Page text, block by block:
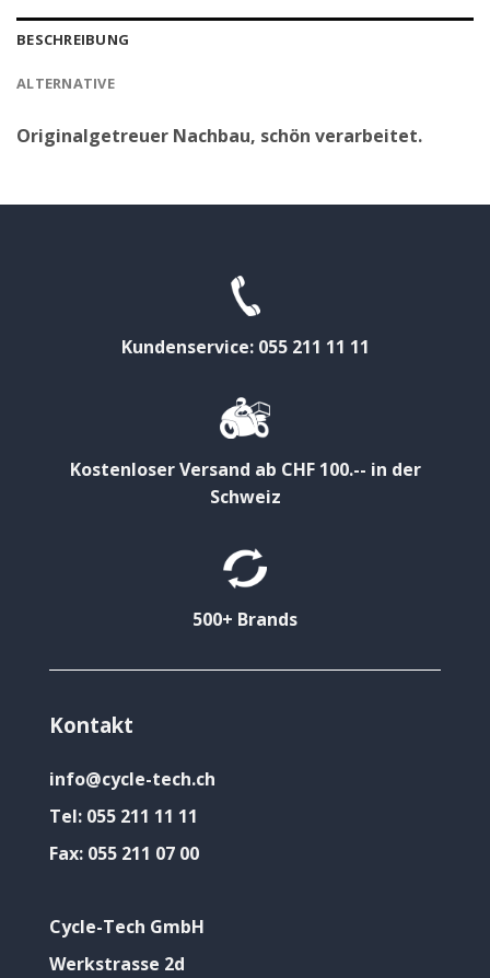
BESCHREIBUNG
ALTERNATIVE
Originalgetreuer Nachbau, schön verarbeitet.
Kundenservice: 055 211 11 11
Kostenloser Versand ab CHF 100.-- in der
Schweiz
500+ Brands
Kontakt
info@cycle-tech.ch
Tel: 055 211 11 11
Fax: 055 211 07 00
Cycle-Tech GmbH
Werkstrasse 2d